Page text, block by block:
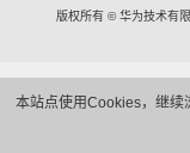
本站点使用Cookies，继续
版权所有 © 华为技术有